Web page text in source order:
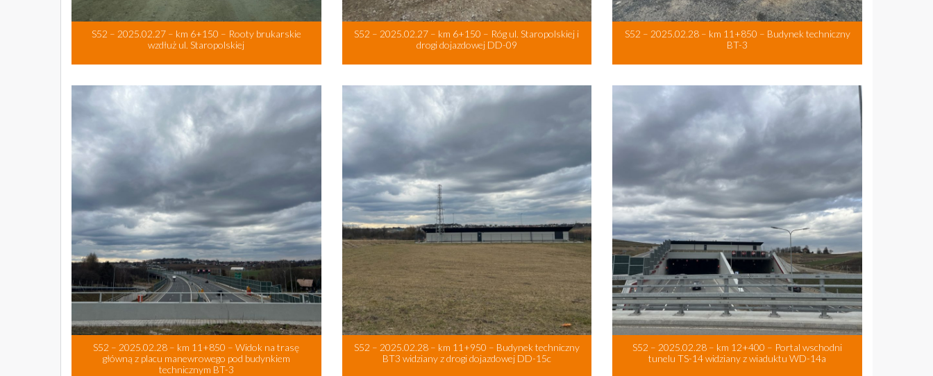
S52 – 2025.02.27 – km 6+150 – Rooty brukarskie
wzdłuż ul. Staropolskiej
S52 – 2025.02.27 – km 6+150 – Róg ul. Staropolskiej i
drogi dojazdowej DD-09
S52 – 2025.02.28 – km 11+850 – Budynek techniczny
BT-3
S52 – 2025.02.28 – km 11+850 – Widok na trasę
główną z placu manewrowego pod budynkiem
technicznym BT-3
S52 – 2025.02.28 – km 11+950 – Budynek techniczny
BT3 widziany z drogi dojazdowej DD-15c
S52 – 2025.02.28 – km 12+400 – Portal wschodni
tunelu TS-14 widziany z wiaduktu WD-14a